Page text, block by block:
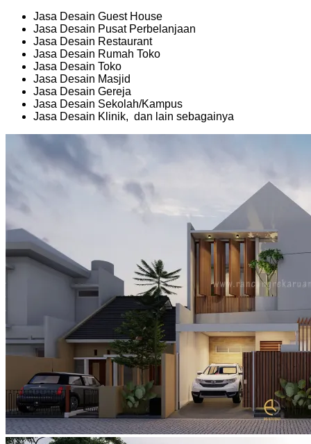
Jasa Desain Guest House
Jasa Desain Pusat Perbelanjaan
Jasa Desain Restaurant
Jasa Desain Rumah Toko
Jasa Desain Toko
Jasa Desain Masjid
Jasa Desain Gereja
Jasa Desain Sekolah/Kampus
Jasa Desain Klinik, dan lain sebagainya